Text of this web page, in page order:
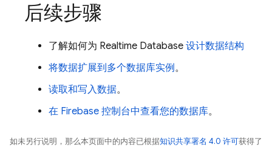
后续步骤
了解如何为 Realtime Database 设计数据结构
将数据扩展到多个数据库实例。
读取和写入数据。
在 Firebase 控制台中查看您的数据库。
如未另行说明，那么本页面中的内容已根据知识共享署名 4.0 许可获得了